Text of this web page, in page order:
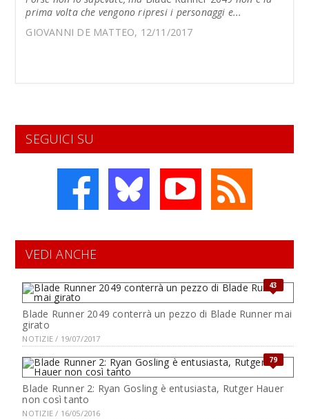
prima volta che vengono ripresi i personaggi e...
GIOVANNI DE MATTEO, 12/11/2017
SEGUICI SU
VEDI ANCHE
43
Blade Runner 2049 conterrà un pezzo di Blade Runner mai
girato
NOTIZIE / 19/07/2017
79
Blade Runner 2: Ryan Gosling è entusiasta, Rutger Hauer
non così tanto
NOTIZIE / 16/05/2016